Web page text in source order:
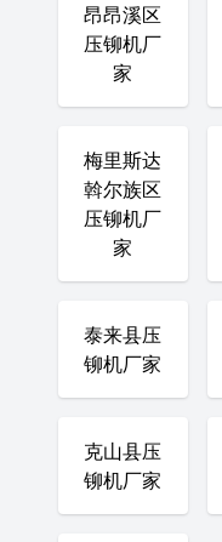
昂昂溪区
压铆机厂
家
梅里斯达
斡尔族区
压铆机厂
家
泰来县压
铆机厂家
克山县压
铆机厂家